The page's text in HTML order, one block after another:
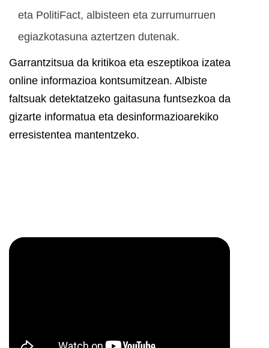
eta PolitiFact, albisteen eta zurrumurruen
egiazkotasuna aztertzen dutenak.
Garrantzitsua da kritikoa eta eszeptikoa izatea
online informazioa kontsumitzean. Albiste
faltsuak detektatzeko gaitasuna funtsezkoa da
gizarte informatua eta desinformazioarekiko
erresistentea mantentzeko.